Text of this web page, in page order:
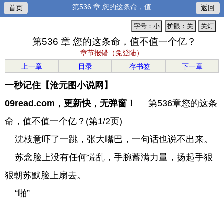
首页 第536 章 您的这条命，值 返回
关灯
护眼：关
字号：小
第536 章 您的这条命，值不值一个亿？
章节报错（免登陆）
上一章
目录 存书签 下一章
一秒记住【沧元图小说网】
09read.com，更新快，无弹窗！
第536章您的这条
命，值不值一个亿？(第1/2页)
沈枝意吓了一跳，张大嘴巴，一句话也说不出来。
苏念脸上没有任何慌乱，手腕蓄满力量，扬起手狠
狠朝苏默脸上扇去。
“啪”